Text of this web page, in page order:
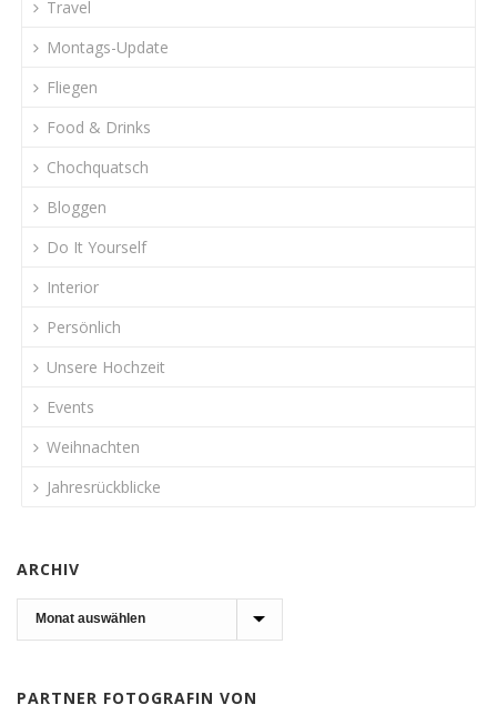
Travel
Montags-Update
Fliegen
Food & Drinks
Chochquatsch
Bloggen
Do It Yourself
Interior
Persönlich
Unsere Hochzeit
Events
Weihnachten
Jahresrückblicke
ARCHIV
Archiv
PARTNER FOTOGRAFIN VON